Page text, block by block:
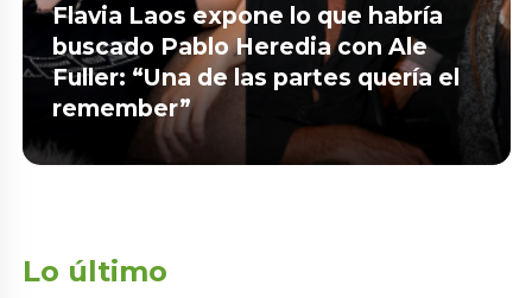
Flavia Laos expone lo que habría
buscado Pablo Heredia con Ale
Fuller: “Una de las partes quería el
remember”
Lo último